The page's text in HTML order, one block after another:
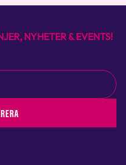
NYHETER & EVENTS!